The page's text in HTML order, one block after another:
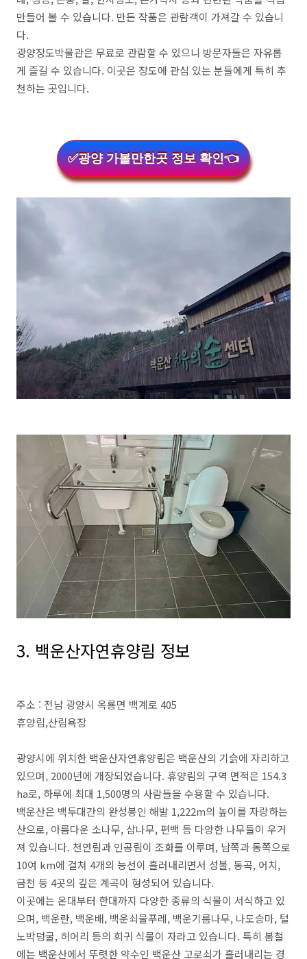
만들어 볼 수 있습니다. 만든 작품은 관람객이 가져갈 수 있습니
다.
광양장도박물관은 무료로 관람할 수 있으니 방문자들은 자유롭
게 즐길 수 있습니다. 이곳은 장도에 관심 있는 분들에게 특히 추
천하는 곳입니다.
✅광양 가볼만한곳 정보 확인👈
3. 백운산자연휴양림 정보
주소 : 전남 광양시 옥룡면 백계로 405
휴양림,산림욕장
광양시에 위치한 백운산자연휴양림은 백운산의 기슭에 자리하고
있으며, 2000년에 개장되었습니다. 휴양림의 구역 면적은 154.3
ha로, 하루에 최대 1,500명의 사람들을 수용할 수 있습니다.
백운산은 백두대간의 완성봉인 해발 1,222m의 높이를 자랑하는
산으로, 아름다운 소나무, 삼나무, 편백 등 다양한 나무들이 우거
져 있습니다. 천연림과 인공림이 조화를 이루며, 남쪽과 동쪽으로
10여 km에 걸쳐 4개의 능선이 흘러내리면서 성불, 동곡, 어치,
금천 등 4곳의 깊은 계곡이 형성되어 있습니다.
이곳에는 온대부터 한대까지 다양한 종류의 식물이 서식하고 있
으며, 백운란, 백운배, 백운쇠물푸레, 백운기름나무, 나도승마, 털
노박덩굴, 허어리 등의 희귀 식물이 자라고 있습니다. 특히 봄철
에는 백운산에서 뚜렷한 약수인 백운산 고로쇠가 흘러내리는 경